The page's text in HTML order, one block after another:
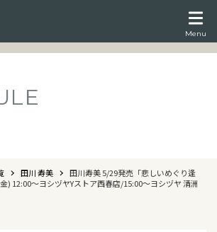
Menu
田川 寿美
田川寿美 5/29発売「悲しいめぐり逢
) 12:00～ヨシヅヤYストア西春店/15:00～ヨシヅヤ 清洲